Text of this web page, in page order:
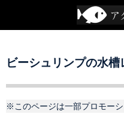
ビーシュリンプの水
※このページは一部プロモー